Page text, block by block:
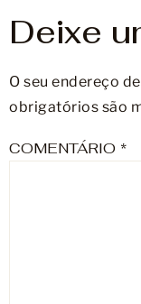
Deixe
O seu endereço
obrigatórios são
COMENTÁRIO *